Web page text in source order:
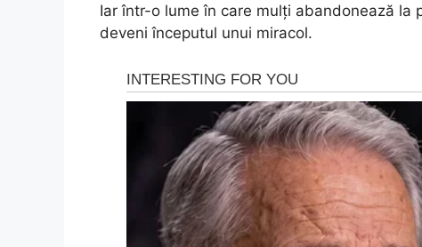
Iar într-o lume în care mulți abandonează la
deveni începutul unui miracol.